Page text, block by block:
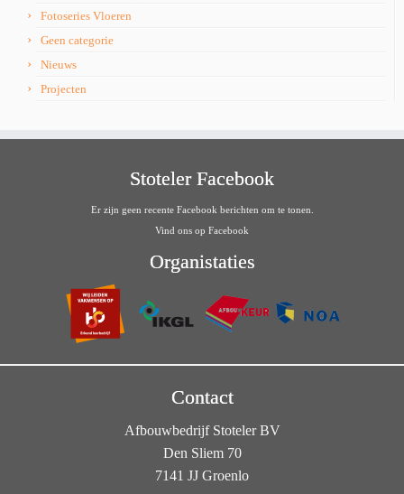
Fotoseries Vloeren
Geen categorie
Nieuws
Projecten
Stoteler Facebook
Er zijn geen recente Facebook berichten om te tonen.
Vind ons op Facebook
Organistaties
Contact
Afbouwbedrijf Stoteler BV
Den Sliem 70
7141 JJ Groenlo